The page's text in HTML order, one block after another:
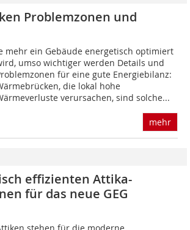
Problemzonen und
mehr ein Gebäude energetisch optimiert
umso wichtiger werden Details und
für eine gute Energiebilanz:
die lokal hohe
verursachen, sind solche...
mehr
effizienten Attika-
für das neue GEG